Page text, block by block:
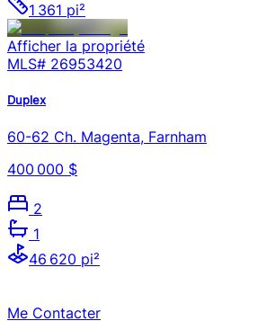
1 361 pi²
Afficher la propriété
MLS# 26953420
Duplex
60-62 Ch. Magenta, Farnham
400 000 $
2
1
46 620 pi²
Me Contacter